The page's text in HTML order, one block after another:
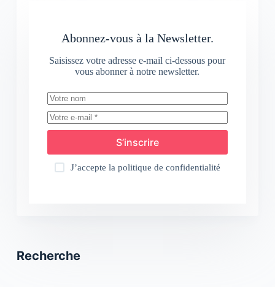
Abonnez-vous à la Newsletter.
Saisissez votre adresse e-mail ci-dessous pour
vous abonner à notre newsletter.
S’inscrire
J’accepte la politique de confidentialité
Recherche